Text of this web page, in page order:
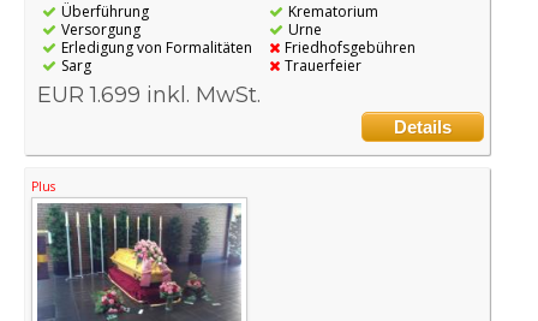
Überführung
Versorgung
Erledigung von Formalitäten
Sarg
Krematorium
Urne
Friedhofsgebühren
Trauerfeier
EUR 1.699 inkl. MwSt.
Details
Plus